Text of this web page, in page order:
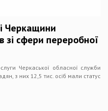
Черкащини
зі сфери переробної
Черкаської обласної служби
з них 12,5 тис. осіб мали статус